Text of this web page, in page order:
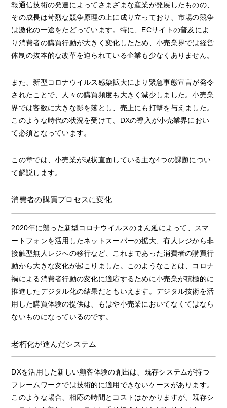
報通信技術の発達によってさまざまな産業が発展したものの、
その成長は苛烈な競争原理の上に成り立っており、市場の競争
は激化の一途をたどっています。特に、ECサイトの普及によ
り消費者の購買行動が大きく変化したため、小売業界では経営
体制の抜本的な改革を迫られている企業も少なくありません。
また、新型コロナウイルス感染拡大により緊急事態宣言が発令
されたことで、人々の購買頻度も大きく減少しました。小売業
界では客数に大きな影を落とし、売上にも打撃を与えました。
このような時代の状況を受けて、DXの導入が小売業界におい
て必須となっています。
この章では、小売業が現状直面している主な4つの課題につい
て解説します。
消費者の購買プロセスに変化
2020年に襲った新型コロナウイルスのまん延によって、スマ
ートフォンを活用したネットスーパーの拡大、有人レジから非
接触型無人レジへの移行など、これまであった消費者の購買行
動から大きな変化が起こりました。このようなことは、コロナ
禍による消費者行動の変化に適応するために小売業が積極的に
推進したデジタル化の結果だともいえます。デジタル技術を活
用した購買体験の提供は、もはや小売業においてなくてはなら
ないものになっているのです。
老朽化が進んだシステム
DXを活用した新しい顧客体験の創出は、既存システムが持つ
フレームワークでは技術的に適用できないケースがあります。
このような場合、相応の時間とコストはかかりますが、既存シ